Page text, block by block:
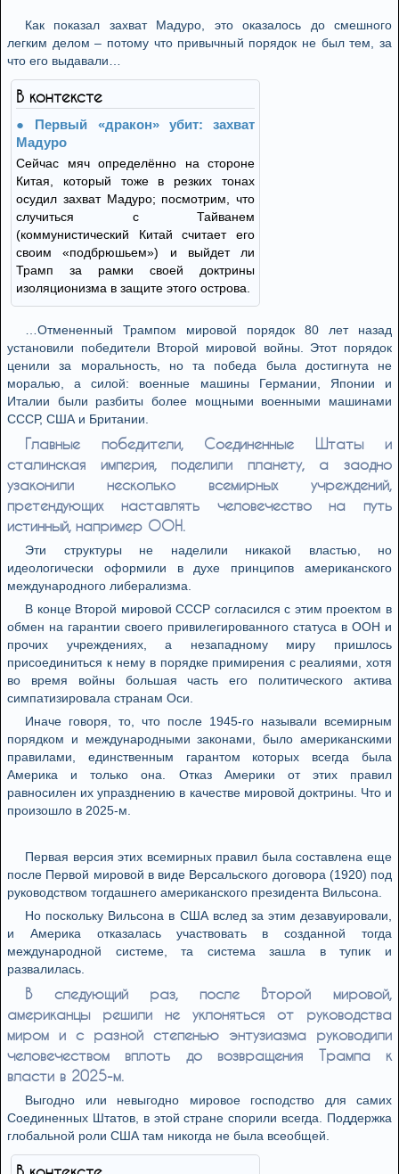
Как показал захват Мадуро, это оказалось до смешного
легким делом – потому что привычный порядок не был тем, за
что его выдавали…
В контексте
Первый «дракон» убит: захват
Мадуро
Сейчас мяч определённо на стороне
Китая, который тоже в резких тонах
осудил захват Мадуро; посмотрим, что
случиться с Тайванем
(коммунистический Китай считает его
своим «подбрюшьем») и выйдет ли
Трамп за рамки своей доктрины
изоляционизма в защите этого острова.
…Отмененный Трампом мировой порядок 80 лет назад
установили победители Второй мировой войны. Этот порядок
ценили за моральность, но та победа была достигнута не
моралью, а силой: военные машины Германии, Японии и
Италии были разбиты более мощными военными машинами
СССР, США и Британии.
Главные победители, Соединенные Штаты и
сталинская империя, поделили планету, а заодно
узаконили несколько всемирных учреждений,
претендующих наставлять человечество на путь
истинный, например ООН.
Эти структуры не наделили никакой властью, но
идеологически оформили в духе принципов американского
международного либерализма.
В конце Второй мировой СССР согласился с этим проектом в
обмен на гарантии своего привилегированного статуса в ООН и
прочих учреждениях, а незападному миру пришлось
присоединиться к нему в порядке примирения с реалиями, хотя
во время войны большая часть его политического актива
симпатизировала странам Оси.
Иначе говоря, то, что после 1945-го называли всемирным
порядком и международными законами, было американскими
правилами, единственным гарантом которых всегда была
Америка и только она. Отказ Америки от этих правил
равносилен их упразднению в качестве мировой доктрины. Что и
произошло в 2025-м.
Первая версия этих всемирных правил была составлена еще
после Первой мировой в виде Версальского договора (1920) под
руководством тогдашнего американского президента Вильсона.
Но поскольку Вильсона в США вслед за этим дезавуировали,
и Америка отказалась участвовать в созданной тогда
международной системе, та система зашла в тупик и
развалилась.
В следующий раз, после Второй мировой,
американцы решили не уклоняться от руководства
миром и с разной степенью энтузиазма руководили
человечеством вплоть до возвращения Трампа к
власти в 2025-м.
Выгодно или невыгодно мировое господство для самих
Соединенных Штатов, в этой стране спорили всегда. Поддержка
глобальной роли США там никогда не была всеобщей.